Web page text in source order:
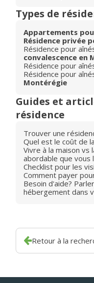
Types de
Appartements
Résidence privée
Résidence pour
convalescence en
Résidence pour
Résidence pour
Montérégie
Guides et
résidence
Trouver une
Quel est le coût de
Vivre à la maison vs
abordable que vous
Checklist pour les
Comment payer
Besoin d'aide?
hébergement dans
Retour à la